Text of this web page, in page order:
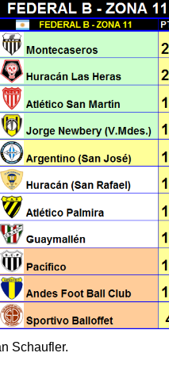
Schaufler.